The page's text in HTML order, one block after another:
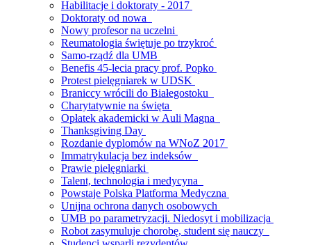
Habilitacje i doktoraty - 2017
Doktoraty od nowa
Nowy profesor na uczelni
Reumatologia świętuje po trzykroć
Samo-rządź dla UMB
Benefis 45-lecia pracy prof. Popko
Protest pielęgniarek w UDSK
Braniccy wrócili do Białegostoku
Charytatywnie na święta
Opłatek akademicki w Auli Magna
Thanksgiving Day
Rozdanie dyplomów na WNoZ 2017
Immatrykulacja bez indeksów
Prawie pielęgniarki
Talent, technologia i medycyna
Powstaje Polska Platforma Medyczna
Unijna ochrona danych osobowych
UMB po parametryzacji. Niedosyt i mobilizacja
Robot zasymuluje chorobę, student się nauczy